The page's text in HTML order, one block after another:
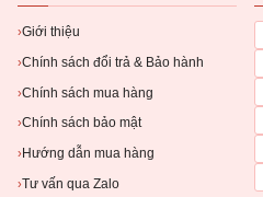
›Giới thiệu
›Chính sách đổi trả & Bảo hành
›Chính sách mua hàng
›Chính sách bảo mật
› Hướng dẫn mua hàng
›Tư vấn qua Zalo